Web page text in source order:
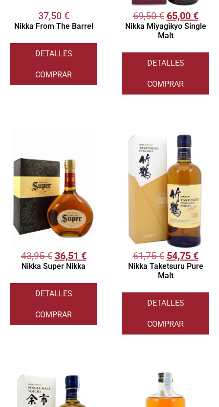
37,50 €
Nikka From The Barrel
DETALLES
COMPRAR
69,50€ 65,00 €
Nikka Miyagikyo Single
Malt
DETALLES
COMPRAR
43,95€ 36,51 €
Nikka Super Nikka
DETALLES
COMPRAR
61,75€ 54,75 €
Nikka Taketsuru Pure
Malt
DETALLES
COMPRAR